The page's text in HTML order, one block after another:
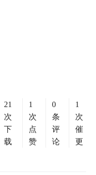
21
次
下
载
1
次
点
赞
0
条
评
论
1
次
催
更